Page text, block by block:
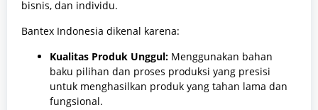
bisnis, dan individu.
Bantex Indonesia dikenal karena:
Kualitas Produk Unggul: Menggunakan bahan
baku pilihan dan proses produksi yang presisi
untuk menghasilkan produk yang tahan lama dan
fungsional.